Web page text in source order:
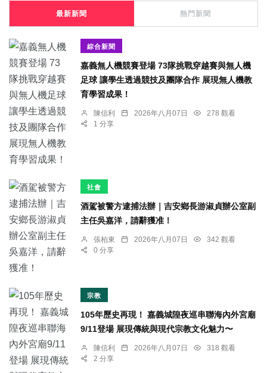
最新新聞 熱門新聞
綜合新聞
嘉義無人機競賽登場 73隊挑戰穿越賽與無人機
足球 讓學生透過競技及團隊合作 展現無人機教
育學習成果！
陳信利 2026年八月07日
278 觀看
1 分享
社會
酒駕被警方逮捕法辦｜吉安鄉長游淑貞辦公室副
主任吳嘉洋，請辭獲准！
張柏東 2026年八月07日
342 觀看
0 分享
宗教
105年歷史再現！ 嘉義城隍夜巡串聯海內外宮廟
9/11登場 展現傳統與現代宗教文化魅力〜
陳信利 2026年八月07日
318 觀看
2 分享